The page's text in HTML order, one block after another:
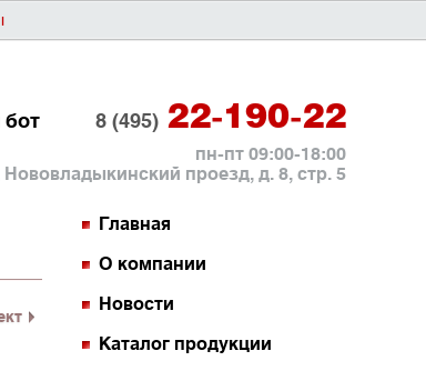
|
бот 8 (495) 22-190-22
пн-пт 09:00-18:00
Нововладыкинский проезд, д. 8, стр. 5
Главная
О компании
Новости
Каталог продукции